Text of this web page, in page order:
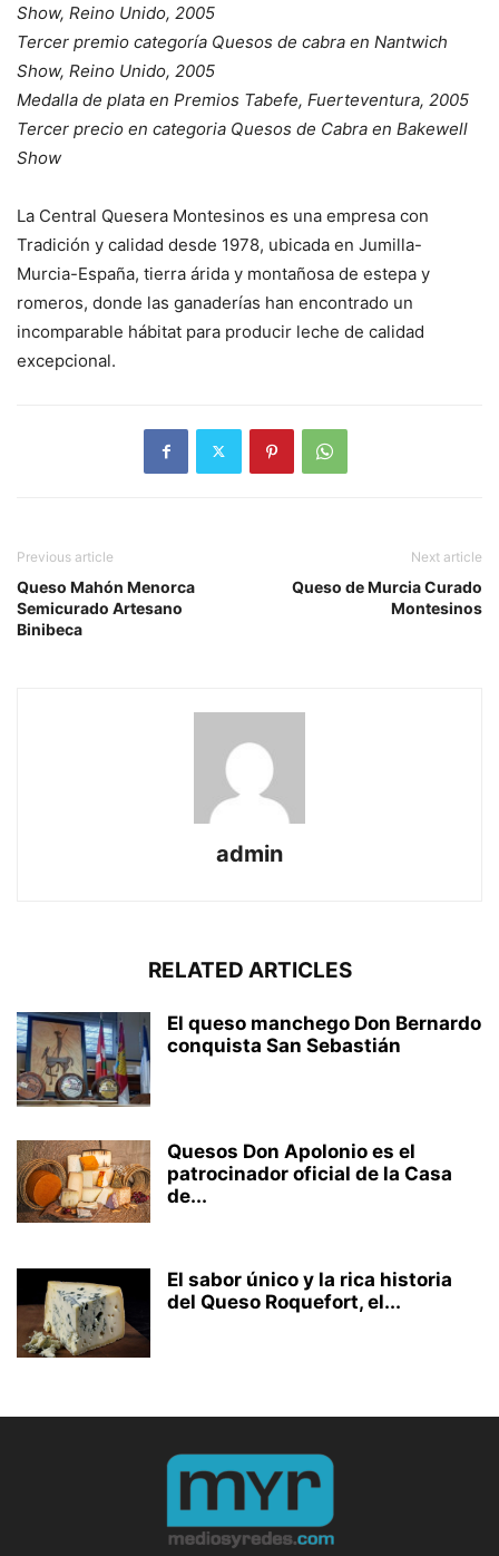
Show, Reino Unido, 2005
Tercer premio categoría Quesos de cabra en Nantwich
Show, Reino Unido, 2005
Medalla de plata en Premios Tabefe, Fuerteventura, 2005
Tercer precio en categoria Quesos de Cabra en Bakewell
Show
La Central Quesera Montesinos es una empresa con
Tradición y calidad desde 1978, ubicada en Jumilla-
Murcia-España, tierra árida y montañosa de estepa y
romeros, donde las ganaderías han encontrado un
incomparable hábitat para producir leche de calidad
excepcional.
Previous article
Queso Mahón Menorca
Semicurado Artesano
Binibeca
Next article
Queso de Murcia Curado
Montesinos
admin
RELATED ARTICLES
El queso manchego Don Bernardo
conquista San Sebastián
Quesos Don Apolonio es el
patrocinador oficial de la Casa
de...
El sabor único y la rica historia
del Queso Roquefort, el...